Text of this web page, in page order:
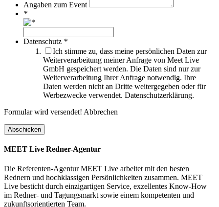
Angaben zum Event
*
Datenschutz *
Ich stimme zu, dass meine persönlichen Daten zur
Weiterverarbeitung meiner Anfrage von Meet Live
GmbH gespeichert werden. Die Daten sind nur zur
Weiterverarbeitung Ihrer Anfrage notwendig. Ihre
Daten werden nicht an Dritte weitergegeben oder für
Werbezwecke verwendet. Datenschutzerklärung.
Formular wird versendet! Abbrechen
MEET Live Redner-Agentur
Die Referenten-Agentur MEET Live arbeitet mit den besten
Rednern und hochklassigen Persönlichkeiten zusammen. MEET
Live besticht durch einzigartigen Service, exzellentes Know-How
im Redner- und Tagungsmarkt sowie einem kompetenten und
zukunftsorientierten Team.